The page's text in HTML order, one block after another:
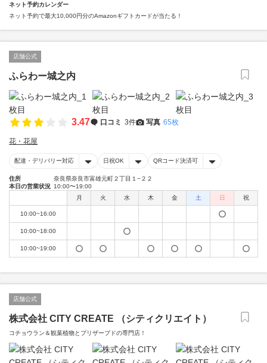
ネット予約カレンダー
ネット予約で最大10,000円分のAmazonギフトカードが当たる！
店舗公式
ふらわー城之内
3.47 口コミ 3件 写真 65枚
花・花屋
配達・デリバリー対応 日祝OK QRコード決済可
住所
奈良県奈良市富雄元町２丁目１−２２
本日の営業状況 10:00〜19:00
月
火 水 木 金 土 日 祝
10:00~16:00
10:00~18:00
10:00~19:00
店舗公式
株式会社 CITY CREATE （シティクリエイト）
コチョウラン＆観葉植物とプリザーブドの専門店！